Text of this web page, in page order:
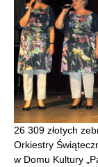
26 309 złotych
Orkiestry
w Domu Kultury